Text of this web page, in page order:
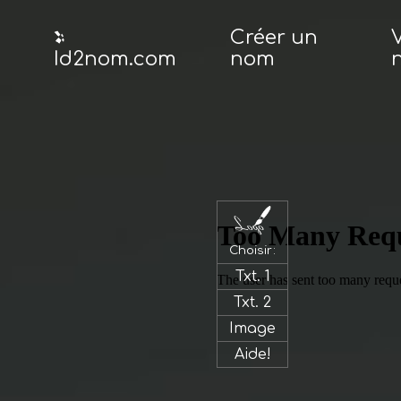
Id2nom.com
Créer un
nom
Choisir:
Txt. 1
Txt. 2
Image
Aide!